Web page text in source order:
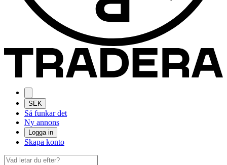
SEK
Så funkar det
Ny annons
Logga in
Skapa konto